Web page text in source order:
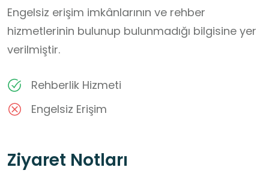
Engelsiz erişim imkânlarının ve rehber
hizmetlerinin bulunup bulunmadığı bilgisine yer
verilmiştir.
Rehberlik Hizmeti
Engelsiz Erişim
Ziyaret Notları